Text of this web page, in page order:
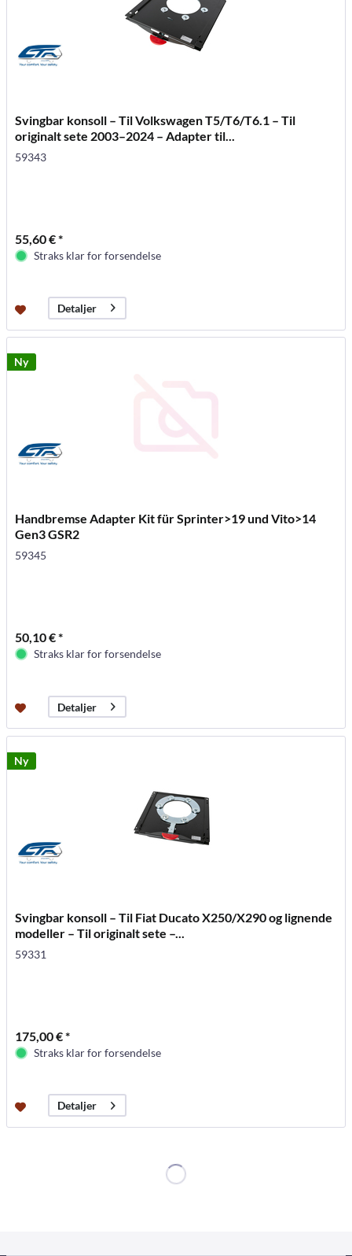
Svingbar konsoll – Til Volkswagen T5/T6/T6.1 – Til
originalt sete 2003–2024 – Adapter til...
59343
55,60 € *
Straks klar for forsendelse
Detaljer
Ny
Handbremse Adapter Kit für Sprinter>19 und Vito>14
Gen3 GSR2
59345
50,10 € *
Straks klar for forsendelse
Detaljer
Ny
Svingbar konsoll – Til Fiat Ducato X250/X290 og lignende
modeller – Til originalt sete –...
59331
175,00 € *
Straks klar for forsendelse
Detaljer